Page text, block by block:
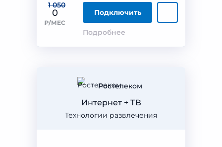
1 050
0
₽/МЕС
Подключить
Подробнее
Ростелеком
Технологии развлечения
Интернет + ТВ